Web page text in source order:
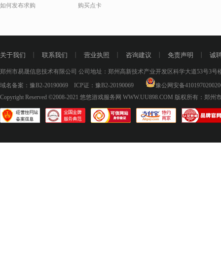
如何发布求购
购买点卡
关于我们 联系我们 营业执照 咨询建议 免责声明 诚
郑州市易晟信息技术有限公司 公司地址：郑州高新技术产业开发区科学大道53号3号
域名备案： 豫B2-20190069 ICP证： 豫B2-20190069
豫公网安备
Copyright Reserved ©2008-2021 悠悠游戏服务网 WWW.UU898.COM 版权所有：郑州